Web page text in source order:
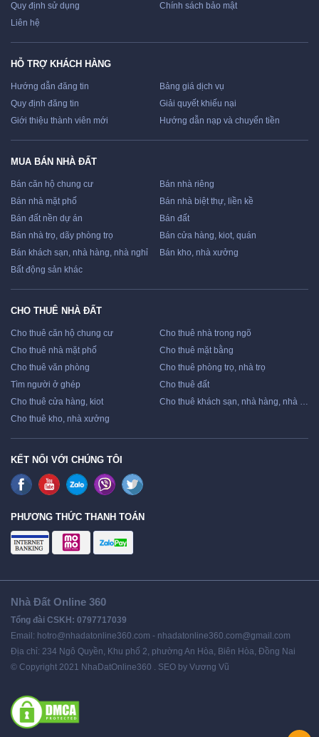
Quy định sử dụng
Chính sách bảo mật
Liên hệ
HỖ TRỢ KHÁCH HÀNG
Hướng dẫn đăng tin
Bảng giá dịch vụ
Quy định đăng tin
Giải quyết khiếu nại
Giới thiệu thành viên mới
Hướng dẫn nạp và chuyển tiền
MUA BÁN NHÀ ĐẤT
Bán căn hộ chung cư
Bán nhà riêng
Bán nhà mặt phố
Bán nhà biệt thự, liền kề
Bán đất nền dự án
Bán đất
Bán nhà trọ, dãy phòng trọ
Bán cửa hàng, kiot, quán
Bán khách sạn, nhà hàng, nhà nghỉ
Bán kho, nhà xưởng
Bất động sản khác
CHO THUÊ NHÀ ĐẤT
Cho thuê căn hộ chung cư
Cho thuê nhà trong ngõ
Cho thuê nhà mặt phố
Cho thuê mặt bằng
Cho thuê văn phòng
Cho thuê phòng trọ, nhà trọ
Tìm người ở ghép
Cho thuê đất
Cho thuê cửa hàng, kiot
Cho thuê khách sạn, nhà hàng, nhà nghỉ
Cho thuê kho, nhà xưởng
KẾT NỐI VỚI CHÚNG TÔI
PHƯƠNG THỨC THANH TOÁN
Nhà Đất Online 360
Tổng đài CSKH: 0797717039
Email: hotro@nhadatonline360.com - nhadatonline360.com@gmail.com
Địa chỉ: 234 Ngô Quyền, Khu phố 2, phường An Hòa, Biên Hòa, Đồng Nai
© Copyright 2021 NhaDatOnline360 . SEO by Vương Vũ